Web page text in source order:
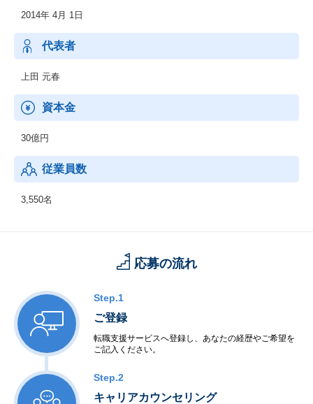
上下水道・道路・鉄道・電力などの社会インフラ分野で、現場の
データに基づくリアルタイム制御や、監視制御、トラブルなどの
予兆診断などを通じ、止められないクリティカルなシステムを安
定稼働させ、インフラの安全・安心に貢献しています。
自動車業界における、自動運転や電動化などのCASE*に代表され
る高度な技術と手法を活かし、コンサルティングからエンジニア
* CASE：Connected（つながる）、Autonomous（自動運転）、S
hared & Service（シェアリング/サービス）、Electric（電動化）の
頭文字を組み合わせた造語です。
2014年 4月 1日
代表者
上田 元春
資本金
30億円
従業員数
3,550名
応募の流れ
Step.1
ご登録
転職支援サービスへ登録し、あなたの経歴やご希望を
ご記入ください。
Step.2
キャリアカウンセリング